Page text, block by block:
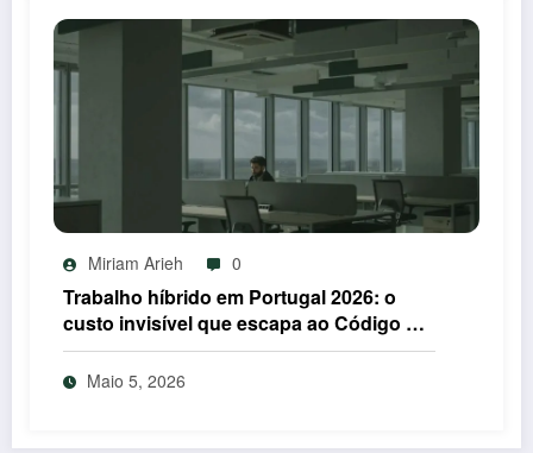
Miriam Arieh 0
Trabalho híbrido em Portugal 2026: o
custo invisível que escapa ao Código do
Trabalho
Maio 5, 2026